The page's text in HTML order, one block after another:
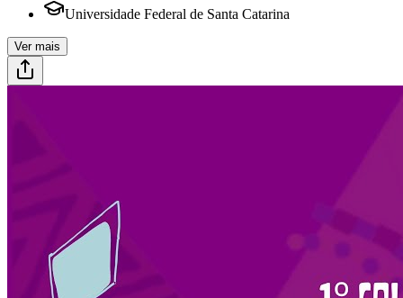
Universidade Federal de Santa Catarina
Ver mais